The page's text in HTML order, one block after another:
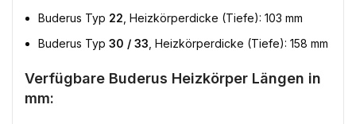
Buderus Typ 22 , Heizkörperdicke (Tiefe): 103 mm
Buderus Typ 30 / 33 , Heizkörperdicke (Tiefe): 158 mm
Verfügbare Buderus Heizkörper Längen in
mm: